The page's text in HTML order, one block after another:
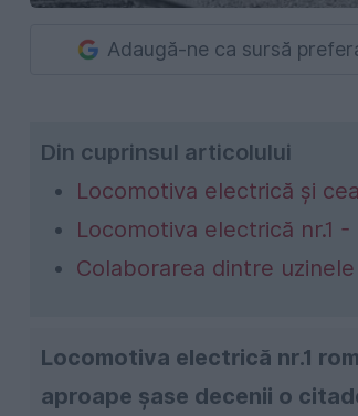
Adaugă-ne ca sursă
Din cuprinsul articolului
Locomotiva electrică și
Locomotiva electrică nr.1
Colaborarea dintre
Locomotiva electrică nr.1
aproape șase decenii o